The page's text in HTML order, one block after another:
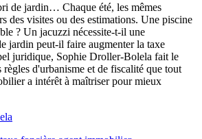
de jardin… Chaque été, les mêmes
des visites ou des estimations. Une piscine
? Un jacuzzi nécessite-t-il une
jardin peut-il faire augmenter la taxe
juridique, Sophie Droller-Bolela fait le
d'urbanisme et de fiscalité que tout
a intérêt à maîtriser pour mieux